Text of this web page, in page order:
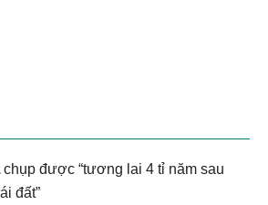
chụp được “tương lai 4 tỉ năm sau
đất”